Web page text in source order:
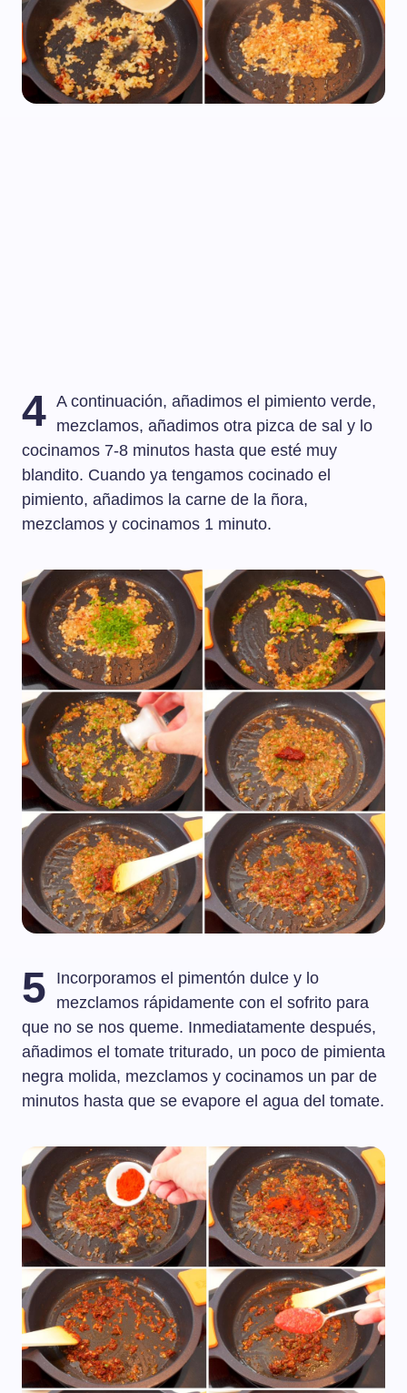
4 A continuación, añadimos el pimiento verde,
mezclamos, añadimos otra pizca de sal y lo
cocinamos 7-8 minutos hasta que esté muy
blandito. Cuando ya tengamos cocinado el
pimiento, añadimos la carne de la ñora,
mezclamos y cocinamos 1 minuto.
5
Incorporamos el pimentón dulce y lo
mezclamos rápidamente con el sofrito para
que no se nos queme. Inmediatamente después,
añadimos el tomate triturado, un poco de pimienta
negra molida, mezclamos y cocinamos un par de
minutos hasta que se evapore el agua del tomate.